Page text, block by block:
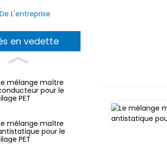
L'entreprise
en vedette
mélange maître
pour le
PET
mélange maître
pour le
PET